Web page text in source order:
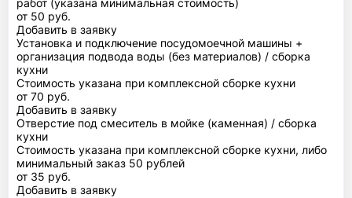
от 50 руб.
Добавить в заявку
Установка и подключение посудомоечной машины +
организация подвода воды (без материалов) / сборка
кухни
Стоимость указана при комплексной сборке кухни
от 70 руб.
Добавить в заявку
Отверстие под смеситель в мойке (каменная) / сборка
кухни
Стоимость указана при комплексной сборке кухни, либо
минимальный заказ 50 рублей
от 35 руб.
Добавить в заявку